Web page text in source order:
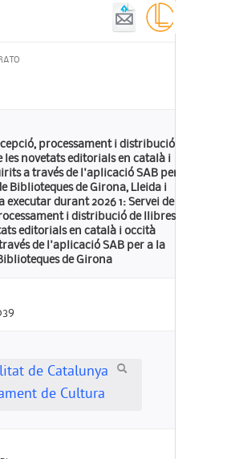
processament i distribució
les novetats editorials en català i
a través de l'aplicació SAB per
Biblioteques de Girona, Lleida i
executar durant 2026 1: Servei de
i distribució de llibres
editorials en català i occità
de l'aplicació SAB per a la
de Girona
de Catalunya
de Cultura